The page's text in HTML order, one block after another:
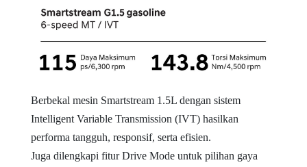
Berbekal mesin Smartstream 1.5L dengan sistem
Intelligent Variable Transmission (IVT) hasilkan
performa tangguh, responsif, serta efisien.
Juga dilengkapi fitur Drive Mode untuk pilihan gaya